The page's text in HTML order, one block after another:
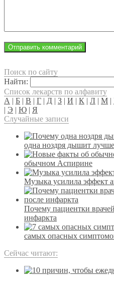
Поиск по сайту
Найти:
Список лекарств по алфавиту
А | Б | В | Г | Д | З | И | К | Л | М |
| Э | Ю | Я
Случайные записи
одна ноздря дышит
обычном Аспирине
Музыка усилила эффект
Почему пациентки
инфаркта
самых опасных
Сейчас читают: